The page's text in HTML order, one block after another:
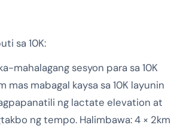
sa 10K:
mahalagang sesyon para sa 10K
mabagal kaysa sa 10K layunin
ng lactate elevation at
ng tempo. Halimbawa: 4 × 2km